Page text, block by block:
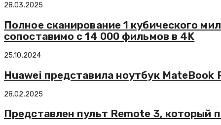
28.03.2025
Полное сканирование 1 кубического
сопоставимо с 14 000 фильмов в 4K
25.10.2024
Huawei представила ноутбук
28.02.2025
Представлен пульт Remote 3, который